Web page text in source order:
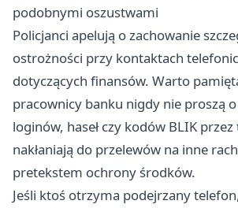
podobnymi oszustwami
Policjanci apelują o zachowanie
ostrożności przy kontaktach
dotyczących finansów. Warto
pracownicy banku nigdy nie proszą
loginów, haseł czy kodów BLIK
nakłaniają do przelewów na inne
pretekstem ochrony środków.
Jeśli ktoś otrzyma podejrzany